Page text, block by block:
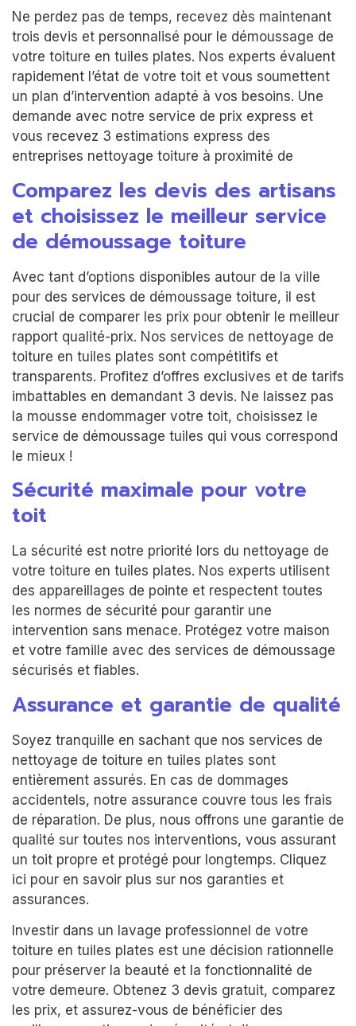
Ne perdez pas de temps, recevez dès maintenant
trois devis et personnalisé pour le démoussage de
votre toiture en tuiles plates. Nos experts évaluent
rapidement l’état de votre toit et vous soumettent
un plan d’intervention adapté à vos besoins. Une
demande avec notre service de prix express et
vous recevez 3 estimations express des
entreprises nettoyage toiture à proximité de
Comparez les devis des artisans
et choisissez le meilleur service
de démoussage toiture
Avec tant d’options disponibles autour de la ville
pour des services de démoussage toiture, il est
crucial de comparer les prix pour obtenir le meilleur
rapport qualité-prix. Nos services de nettoyage de
toiture en tuiles plates sont compétitifs et
transparents. Profitez d’offres exclusives et de tarifs
imbattables en demandant 3 devis. Ne laissez pas
la mousse endommager votre toit, choisissez le
service de démoussage tuiles qui vous correspond
le mieux !
Sécurité maximale pour votre
toit
La sécurité est notre priorité lors du nettoyage de
votre toiture en tuiles plates. Nos experts utilisent
des appareillages de pointe et respectent toutes
les normes de sécurité pour garantir une
intervention sans menace. Protégez votre maison
et votre famille avec des services de démoussage
sécurisés et fiables.
Assurance et garantie de qualité
Soyez tranquille en sachant que nos services de
nettoyage de toiture en tuiles plates sont
entièrement assurés. En cas de dommages
accidentels, notre assurance couvre tous les frais
de réparation. De plus, nous offrons une garantie de
qualité sur toutes nos interventions, vous assurant
un toit propre et protégé pour longtemps. Cliquez
ici pour en savoir plus sur nos garanties et
assurances.
Investir dans un lavage professionnel de votre
toiture en tuiles plates est une décision rationnelle
pour préserver la beauté et la fonctionnalité de
votre demeure. Obtenez 3 devis gratuit, comparez
les prix, et assurez-vous de bénéficier des